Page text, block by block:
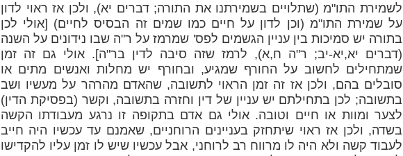
לשמירת התו"מ (שתלויים בשמירתנו את התורה; דברים יא), ולכן אז ראוי לדון
על שמירת התו"מ (וכן לדון על חיים כמו שמים זה הבסיס לחיים) [אולי לכן
בתורה יש סמיכות בין עניין הגשמים לפס' שמרמז על ר"ה שבו נידונים על השנה
(דברים יא,יא-יב; ר"ה ח,א), לרמז שזה סיבה לדין בר"ה]. אולי גם זה זמן
שמתחילים לחשוב על החורף שמגיע, ובחורף יש מחלות ואנשים מתים או
סובלים בהם, ולכן אז זה זמן הראוי לתשובה, שהאדם מהרהר על מעשיו ושב
בתשובה; לכן בתחילתם יש עניין של דין וחזרה בתשובה, וקשר (בפסיקת הדין)
לצער ומוות או חיים וטובה. אולי גם אדם בתקופה זו נרגע מעבודתו הקשה
בשדה, ולכן אז ראוי שיתחזק בעניינים הרוחניים, שאמנם עד עכשיו היה חייב
לעבוד קשה ולא היה לו מרווח רב לרוחני, אבל עכשיו שיש לו זמן עליו להקדישו